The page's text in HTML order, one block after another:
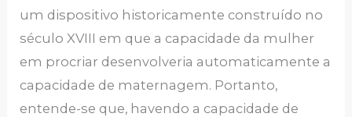
um dispositivo historicamente construído no
século XVIII em que a capacidade da mulher
em procriar desenvolveria automaticamente a
capacidade de maternagem. Portanto,
entende-se que, havendo a capacidade de